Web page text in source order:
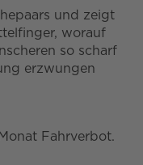
und zeigt
worauf
so scharf
erzwungen
Fahrverbot.